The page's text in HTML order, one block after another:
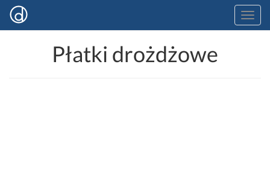
Płatki drożdżowe